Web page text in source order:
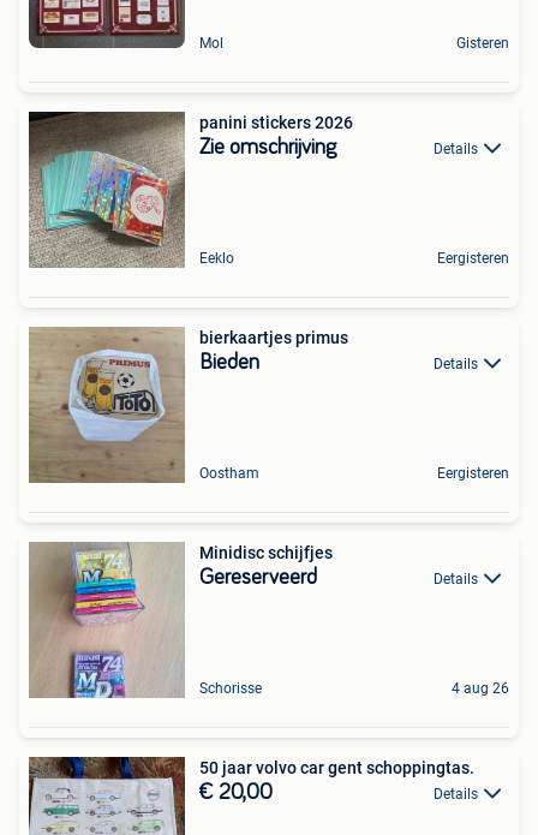
Mol Gisteren
panini stickers 2026
Zie omschrijving Details
Eeklo Eergisteren
bierkaartjes primus
Bieden Details
Oostham Eergisteren
Minidisc schijfjes
Gereserveerd Details
Schorisse 4 aug 26
50 jaar volvo car gent schoppingtas.
€ 20,00 Details